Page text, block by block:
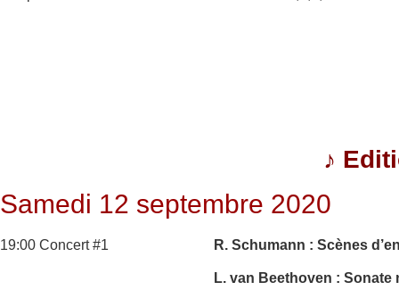
♪
Samedi 12 septembre 2020
19:00 Concert #1 R. Schumann : Scènes
L. van Beethoven : Sonate